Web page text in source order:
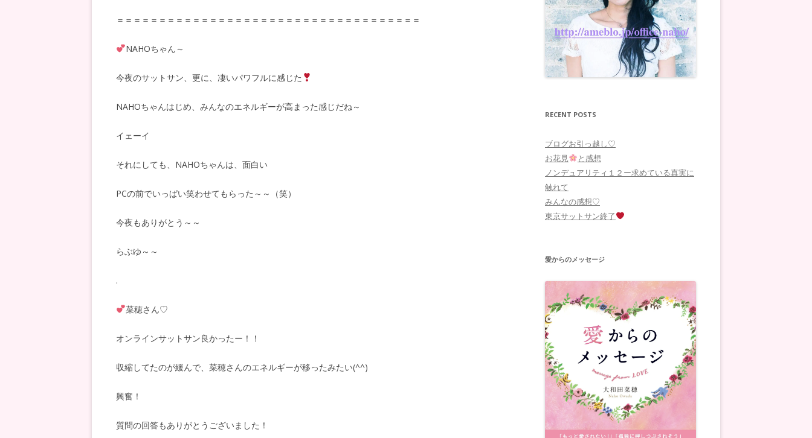
＝＝＝＝＝＝＝＝＝＝＝＝＝＝＝＝＝＝＝＝＝＝＝＝＝＝＝＝＝＝＝＝＝＝＝＝
NAHOちゃん～
今夜のサットサン、更に、凄いパワフルに感じた
NAHOちゃんはじめ、みんなのエネルギーが高まった感じだね～
イェーイ
それにしても、 NAHOちゃんは、面白い
PCの前でいっぱい笑わせてもらった～～（笑）
今夜もありがとう～～
らぶゆ～～
.
菜穂さん♡
オンラインサットサン良かったー！！
収縮してたのが緩んで、菜穂さんのエネルギーが移ったみたい(^^)
興奮！
質問の回答もありがとうございました！
RECENT POSTS
ブログお引っ越し♡
お花見
と感想
ノンデュアリティ１２ー求めている真実に
触れて
みんなの感想♡
東京サットサン終了
愛からのメッセージ